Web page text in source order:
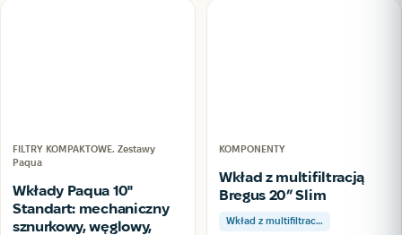
FILTRY KOMPAKTOWE. Zestawy
Paqua
Wkłady Paqua 10"
Standart: mechaniczny
sznurkowy, węglowy,
KOMPONENTY
Wkład z multifiltracją
Bregus 20” Slim
Wkład z multifiltrac…